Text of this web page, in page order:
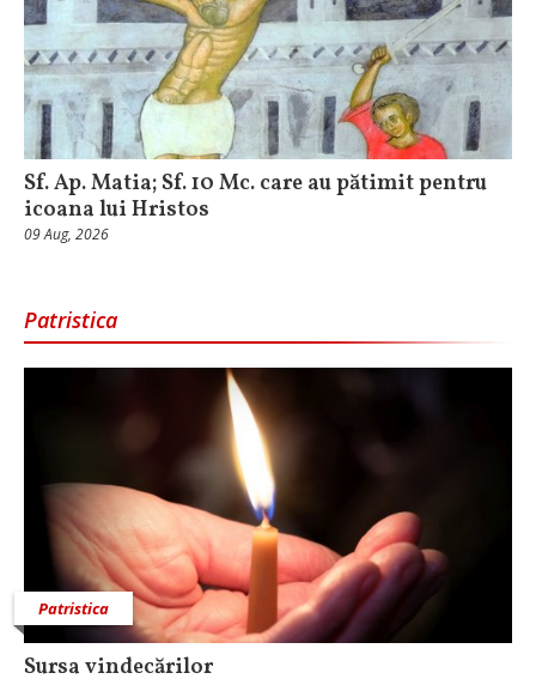
Sf. Ap. Matia; Sf. 10 Mc. care au pătimit pentru
icoana lui Hristos
09 Aug, 2026
Patristica
Patristica
Sursa vindecărilor